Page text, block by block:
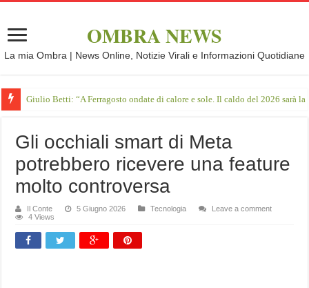
OMBRA NEWS
La mia Ombra | News Online, Notizie Virali e Informazioni Quotidiane
Giulio Betti: “A Ferragosto ondate di calore e sole. Il caldo del 2026 sarà
Gli occhiali smart di Meta
potrebbero ricevere una feature
molto controversa
Il Conte 5 Giugno 2026 Tecnologia
Leave a comment
4 Views